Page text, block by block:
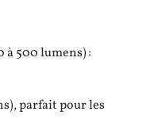
à 500 lumens) :
parfait pour les